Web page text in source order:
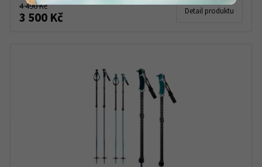
4 490 Kč
3 500 Kč Detail produktu